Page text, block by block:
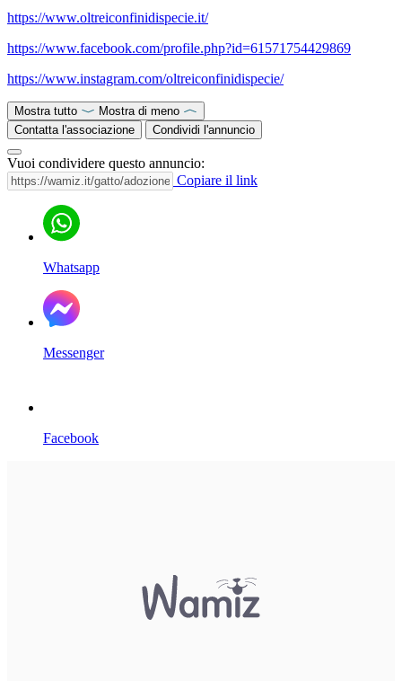
https://www.oltreiconfinidispecie.it/
https://www.facebook.com/profile.php?id=61571754429869
https://www.instagram.com/oltreiconfinidispecie/
Mostra tutto
Mostra di meno
Contatta l'associazione
Condividi l'annuncio
Vuoi condividere questo annuncio:
Copiare il link
Whatsapp
Messenger
Facebook